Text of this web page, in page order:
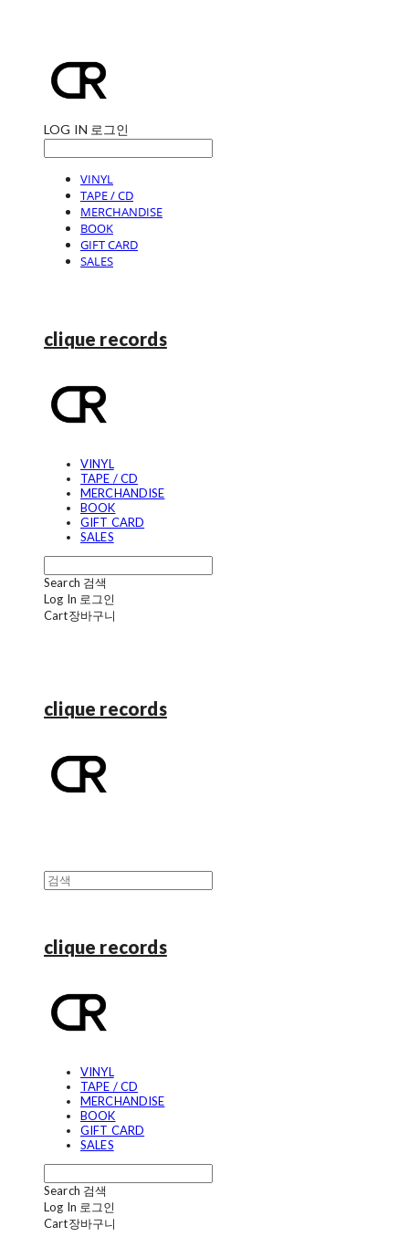
LOG IN 로그인
VINYL
TAPE / CD
MERCHANDISE
BOOK
GIFT CARD
SALES
clique records
VINYL
TAPE / CD
MERCHANDISE
BOOK
GIFT CARD
SALES
Search 검색
Log In 로그인
Cart장바구니
clique records
clique records
VINYL
TAPE / CD
MERCHANDISE
BOOK
GIFT CARD
SALES
Search 검색
Log In 로그인
Cart장바구니